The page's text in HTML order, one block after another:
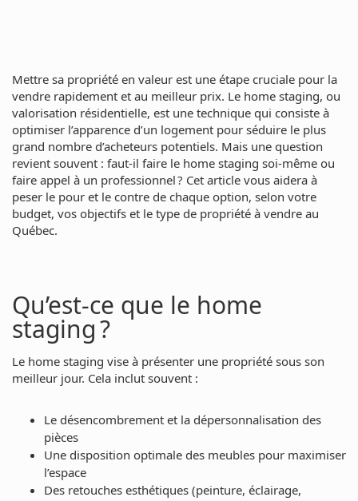
Mettre sa propriété en valeur est une étape cruciale pour la
vendre rapidement et au meilleur prix. Le home staging, ou
valorisation résidentielle, est une technique qui consiste à
optimiser l’apparence d’un logement pour séduire le plus
grand nombre d’acheteurs potentiels. Mais une question
revient souvent : faut-il faire le home staging soi-même ou
faire appel à un professionnel ? Cet article vous aidera à
peser le pour et le contre de chaque option, selon votre
budget, vos objectifs et le type de propriété à vendre au
Québec.
Qu’est-ce que le home
staging ?
Le home staging vise à présenter une propriété sous son
meilleur jour. Cela inclut souvent :
Le désencombrement et la dépersonnalisation des
pièces
Une disposition optimale des meubles pour maximiser
l’espace
Des retouches esthétiques (peinture, éclairage,